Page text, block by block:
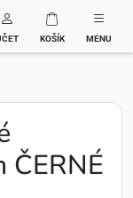
KOŠÍK MENU
ČERNÉ